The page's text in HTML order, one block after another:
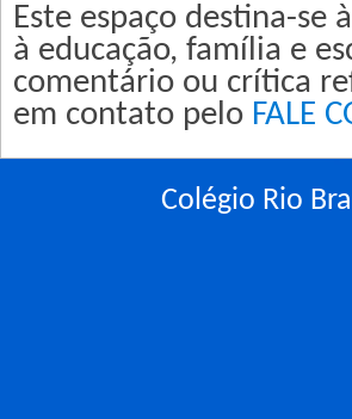
Este espaço destina-se
à educação, família e
comentário ou crítica
em contato pelo FALE
Colégio Rio